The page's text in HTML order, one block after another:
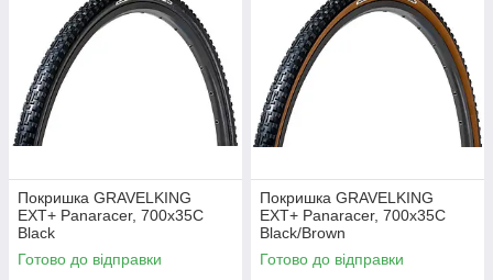
Покришка GRAVELKING
EXT+ Panaracer, 700x35C
Black
Готово до відправки
Покришка GRAVELKING
EXT+ Panaracer, 700x35C
Black/Brown
Готово до відправки